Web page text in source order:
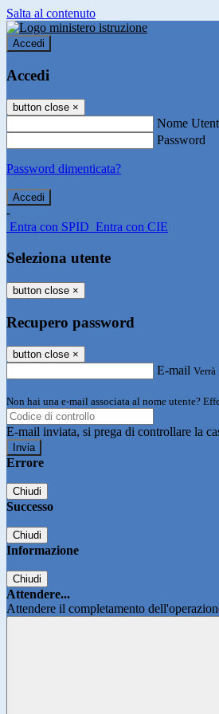
Salta al contenuto
Accedi
Accedi
button close ×
Nome
Password
Password dimenticata?
-
Entra con SPID Entra con CIE
Seleziona utente
button close ×
Recupero password
button close ×
E-mail
Non hai una e-mail associata al nome utente?
E-mail inviata, si prega di controllare la
Errore
Chiudi
Successo
Chiudi
Informazione
Chiudi
Attendere...
Attendere il completamento